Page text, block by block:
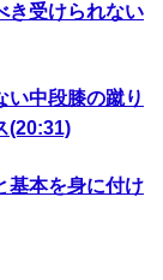
き受けられない
い中段膝の蹴り
(20:31)
基本を身に付け